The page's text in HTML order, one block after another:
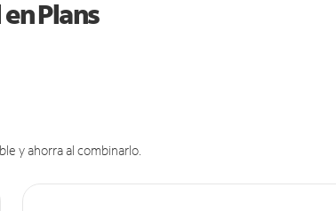
Plans
y ahorra al combinarlo.